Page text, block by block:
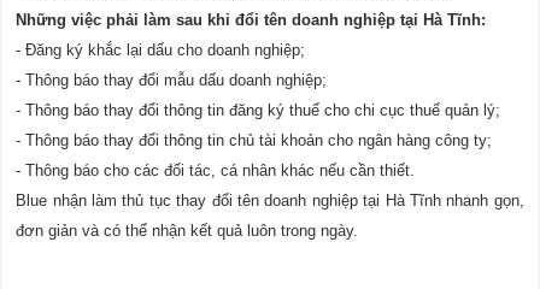
Những việc phải làm sau khi đổi tên doanh nghiệp tại Hà Tĩnh:
- Đăng ký khắc lại dấu cho doanh nghiệp;
- Thông báo thay đổi mẫu dấu doanh nghiệp;
- Thông báo thay đổi thông tin đăng ký thuế cho chi cục thuế quản lý;
- Thông báo thay đổi thông tin chủ tài khoản cho ngân hàng công ty;
- Thông báo cho các đối tác, cá nhân khác nếu cần thiết.
Blue nhận làm thủ tục thay đổi tên doanh nghiệp tại Hà Tĩnh nhanh gọn,
đơn giản và có thể nhận kết quả luôn trong ngày.